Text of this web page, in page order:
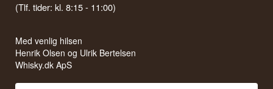
(Tlf. tider: kl. 8:15 - 11:00)
Med venlig hilsen
Henrik Olsen og Ulrik Bertelsen
Whisky.dk ApS